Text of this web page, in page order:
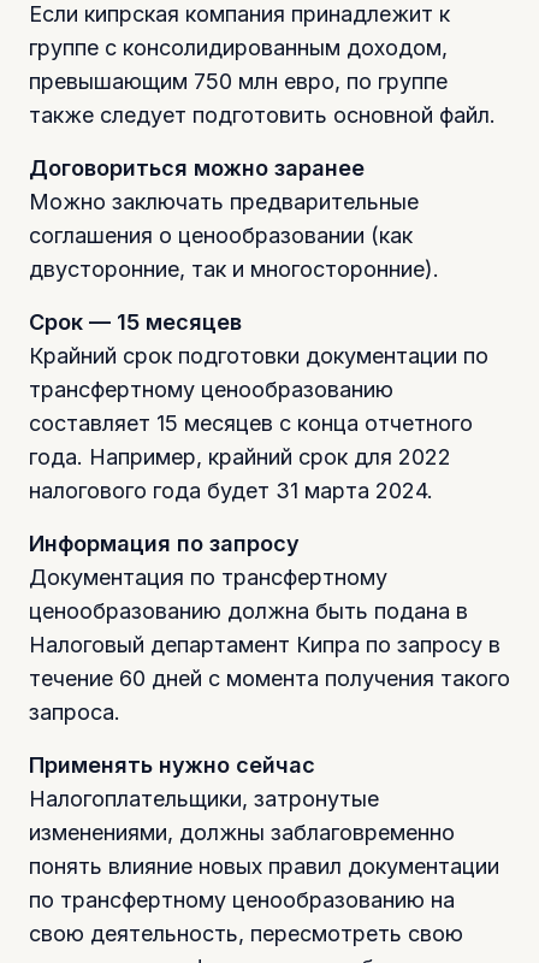
Если кипрская компания принадлежит к
группе с консолидированным доходом,
превышающим 750 млн евро, по группе
также следует подготовить основной файл.
Договориться можно заранее
Можно заключать предварительные
соглашения о ценообразовании (как
двусторонние, так и многосторонние).
Срок — 15 месяцев
Крайний срок подготовки документации по
трансфертному ценообразованию
составляет 15 месяцев с конца отчетного
года. Например, крайний срок для 2022
налогового года будет 31 марта 2024.
Информация по запросу
Документация по трансфертному
ценообразованию должна быть подана в
Налоговый департамент Кипра по запросу в
течение 60 дней с момента получения такого
запроса.
Применять нужно сейчас
Налогоплательщики, затронутые
изменениями, должны заблаговременно
понять влияние новых правил документации
по трансфертному ценообразованию на
свою деятельность, пересмотреть свою